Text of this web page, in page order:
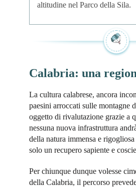
altitudine nel Parco della Sila.
Calabria: una
La cultura calabrese, ancora
paesini arroccati sulle montagne
oggetto di rivalutazione grazie a
nessuna nuova infrastruttura
della natura immensa e
solo un recupero sapiente e
Per chiunque dunque volesse
della Calabria, il percorso